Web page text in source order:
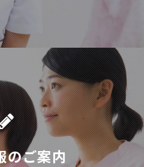
のご案内